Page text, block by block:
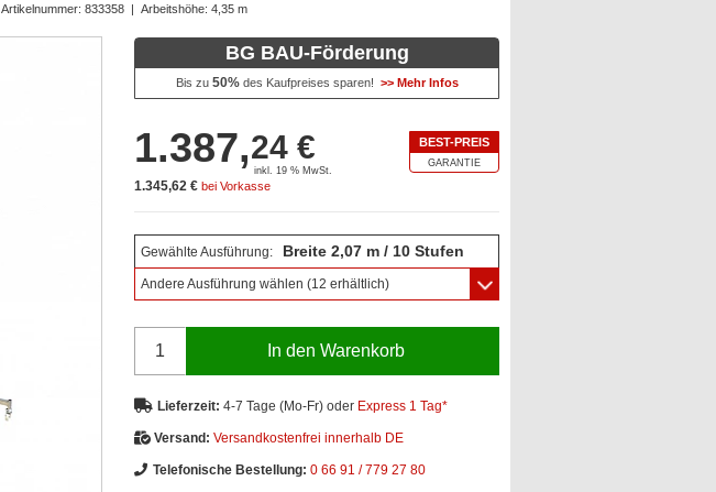
Artikelnummer: 833358 | Arbeitshöhe: 4,35 m
BG BAU-Förderung
Bis zu 50%des Kaufpreises sparen! >> Mehr Infos
BEST-PREIS
GARANTIE
1.387,24 €
inkl. 19 % MwSt.
1.345,62 € bei Vorkasse
Gewählte Ausführung: Breite 2,07 m / 10 Stufen
Andere Ausführung wählen (12 erhältlich)
In den Warenkorb
Lieferzeit: 4-7 Tage (Mo-Fr) oder Express 1 Tag*
Versand: Versandkostenfrei innerhalb DE
Telefonische Bestellung: 0 66 91 / 779 27 80